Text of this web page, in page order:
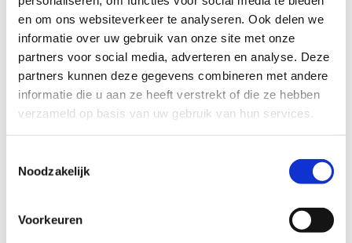
en om ons websiteverkeer te analyseren. Ook delen we
informatie over uw gebruik van onze site met onze
partners voor social media, adverteren en analyse. Deze
partners kunnen deze gegevens combineren met andere
informatie die u aan ze heeft verstrekt of die ze hebben
verzameld op basis van uw gebruik van hun services.
Noodzakelijk
Voorkeuren
Telefoonnummer
Vraag